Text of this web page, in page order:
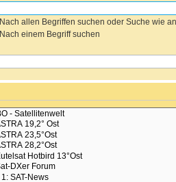
Nach allen Begriffen suchen oder Suche wie
Nach einem Begriff suchen